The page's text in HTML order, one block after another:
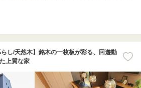
らし/天然木】銘木の一枚板が彩る、回遊動
上質な家